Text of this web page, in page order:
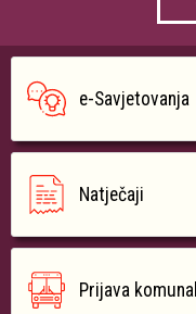
e-Savjetovanja
Natječaji
Prijava